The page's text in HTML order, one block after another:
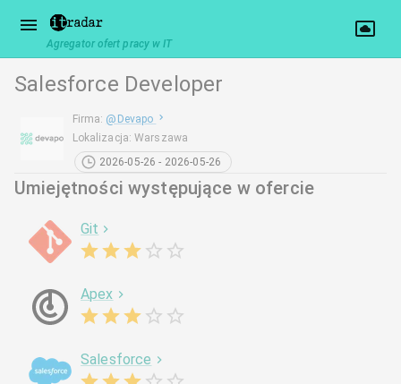
Agregator ofert pracy w IT
Salesforce Developer
Firma: @ Devapo
Lokalizacja:Warszawa
2026-05-26 - 2026-05-26
Umiejętności występujące w ofercie
Git
Apex
Salesforce